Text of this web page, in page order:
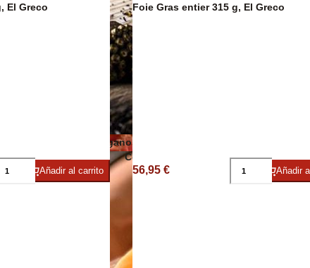
y jamón ecológicos
Quesos veganos
Conservas de carne, patés y foie
El Greco
Añadir al carrito
Foie Gras entier 315 g, El Greco
56,95 € Añadir